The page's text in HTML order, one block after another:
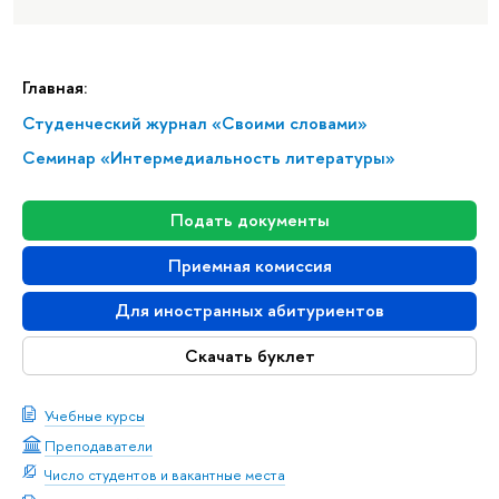
Главная:
Студенческий журнал «Своими словами»
Семинар «Интермедиальность литературы»
Подать документы
Приемная комиссия
Для иностранных абитуриентов
Скачать буклет
Учебные курсы
Преподаватели
Число студентов и вакантные места